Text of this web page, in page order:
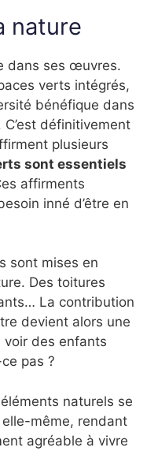
nature
dans ses œuvres.
verts intégrés,
bénéfique dans
définitivement
plusieurs
sont essentiels
affirments
inné d’être en
sont mises en
Des toitures
La contribution
devient alors une
voir des enfants
pas ?
naturels se
même, rendant
agréable à vivre